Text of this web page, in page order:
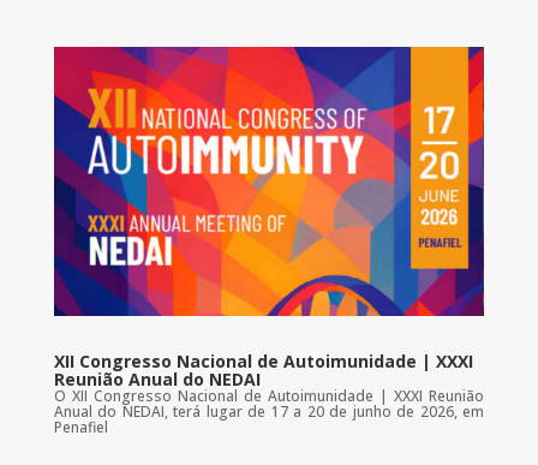
XII Congresso Nacional de Autoimunidade | XXXI
Reunião Anual do NEDAI
O XII Congresso Nacional de Autoimunidade | XXXI Reunião
Anual do NEDAI, terá lugar de 17 a 20 de junho de 2026, em
Penafiel